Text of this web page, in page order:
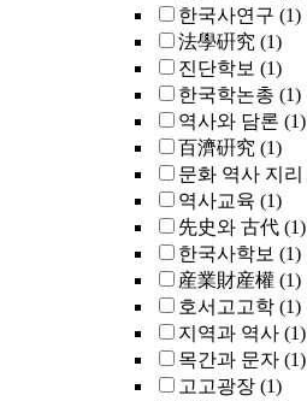
한국사연구 (1)
法學硏究 (1)
진단학보 (1)
한국학논총 (1)
역사와 담론 (1)
百濟硏究 (1)
문화 역사 지리
역사교육 (1)
先史와 古代 (1)
한국사학보 (1)
産業財産權 (1)
호서고고학 (1)
지역과 역사 (1)
목간과 문자 (1)
고고광장 (1)